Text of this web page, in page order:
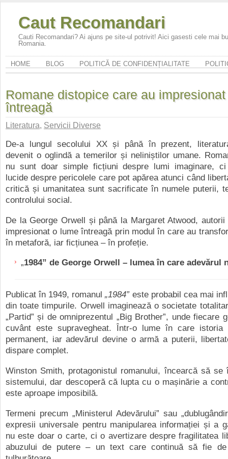
Caut Recomandari
Cauti Recomandari? Ai ajuns pe site-ul potrivit! Aici gasesti cele mai
Romania.
HOME BLOG POLITICĂ DE CONFIDENȚIALITATE
Romane distopice care au
întreagă
Literatura, Servicii Diverse
De-a lungul secolului XX și până în prezent,
devenit o oglindă a temerilor și neliniștilor umane.
nu sunt doar simple ficțiuni despre lumi imaginare, ci
lucide despre pericolele care pot apărea atunci când
critică și umanitatea sunt sacrificate în numele puterii,
controlului social.
De la George Orwell și până la Margaret Atwood,
impresionat o lume întreagă prin modul în care au
în metaforă, iar ficțiunea – în profeție.
„1984” de George Orwell – lumea în care adevărul
Publicat în 1949, romanul„1984”este probabil cea mai
din toate timpurile. Orwell imaginează o societate
„Partid” și de omniprezentul „Big Brother”, unde fiecare
cuvânt este supravegheat. Într-o lume în care istoria
permanent, iar adevărul devine o armă a puterii,
dispare complet.
Winston Smith, protagonistul romanului, încearcă să se
sistemului, dar descoperă că lupta cu o mașinărie a
este aproape imposibilă.
Termeni precum „Ministerul Adevărului” sau
expresii universale pentru manipularea informației și a
nu este doar o carte, ci o avertizare despre fragilitatea
abuzului de putere – un text care continuă să fie